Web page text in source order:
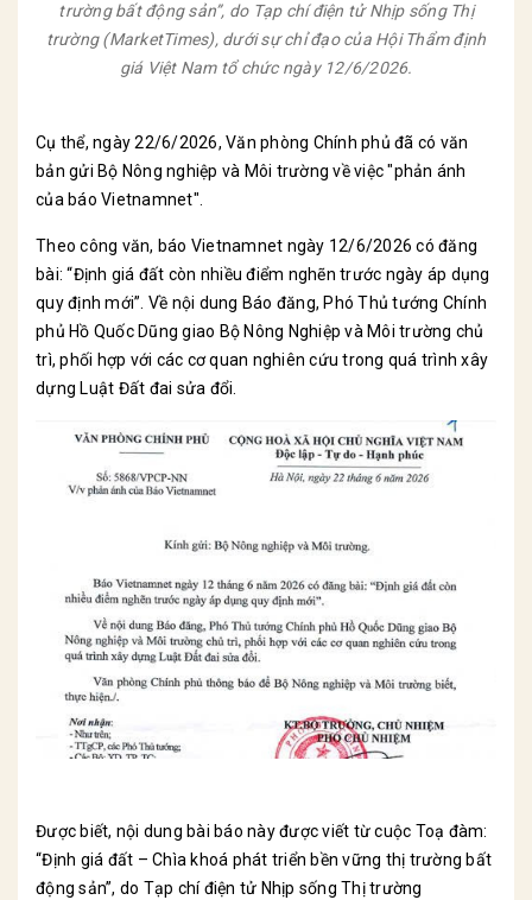
trường bất động sản”, do Tạp chí điện tử Nhịp sống Thị
trường (MarketTimes), dưới sự chỉ đạo của Hội Thẩm định
giá Việt Nam tổ chức ngày 12/6/2026.
Cụ thể, ngày 22/6/2026, Văn phòng Chính phủ đã có văn
bản gửi Bộ Nông nghiệp và Môi trường về việc "phản ánh
của báo Vietnamnet".
Theo công văn, báo Vietnamnet ngày 12/6/2026 có đăng
bài: “Định giá đất còn nhiều điểm nghẽn trước ngày áp dụng
quy định mới”. Về nội dung Báo đăng, Phó Thủ tướng Chính
phủ Hồ Quốc Dũng giao Bộ Nông Nghiệp và Môi trường chủ
trì, phối hợp với các cơ quan nghiên cứu trong quá trình xây
dựng Luật Đất đai sửa đổi.
Được biết, nội dung bài báo này được viết từ cuộc Toạ đàm:
“Định giá đất – Chìa khoá phát triển bền vững thị trường bất
động sản”, do Tạp chí điện tử Nhịp sống Thị trường